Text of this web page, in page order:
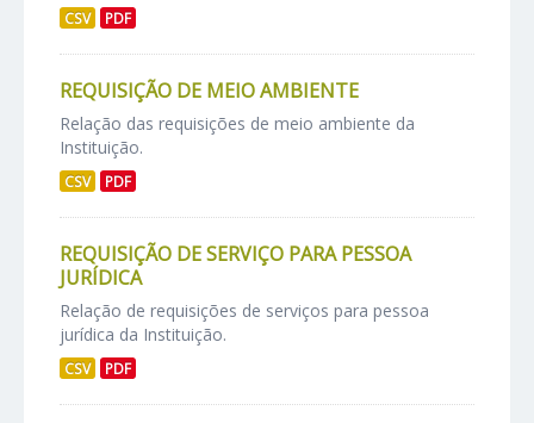
CSV PDF
REQUISIÇÃO DE MEIO AMBIENTE
Relação das requisições de meio ambiente da
Instituição.
CSV PDF
REQUISIÇÃO DE SERVIÇO PARA PESSOA
JURÍDICA
Relação de requisições de serviços para pessoa
jurídica da Instituição.
CSV PDF